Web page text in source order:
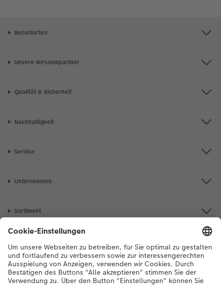
Bezahlarten
Unsere Versandpartner
Qualität & Sicherheit
Nachhaltigkeit
Service
Unternehmen
Sortiment
Bei Fragen zu Produkten oder der Bestellung können Sie uns gerne von
Montag bis Samstag von 8:00 – 20:00 Uhr und Sonntag von 10:00 –